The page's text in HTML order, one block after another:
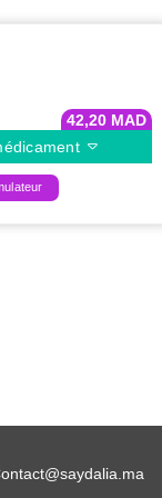
42,20 MAD